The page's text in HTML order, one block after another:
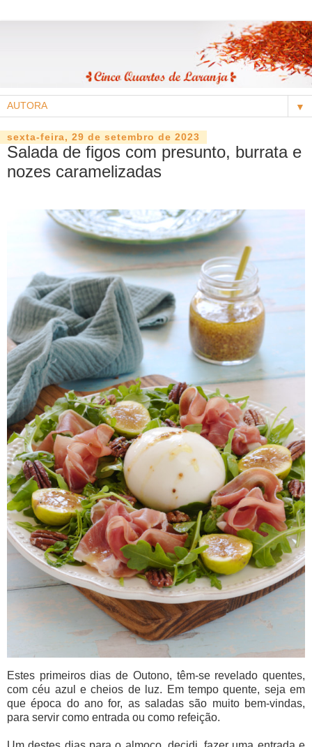
▼
sexta-feira, 29 de setembro de 2023
Salada de figos com presunto, burrata e
nozes caramelizadas
Estes primeiros dias de Outono, têm-se revelado quentes,
com céu azul e cheios de luz. Em tempo quente, seja em
que época do ano for, as saladas são muito bem-vindas,
para servir como entrada ou como refeição.